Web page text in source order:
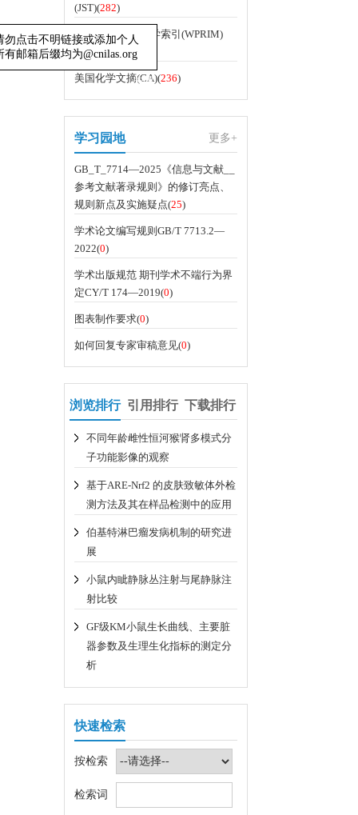
(JST)(282)
WHO西太平洋医学索引(WPRIM)
(111)
美国化学文摘(CA)(236)
学习园地 更多+
GB_T_7714—2025《信息与文献__
参考文献著录规则》的修订亮点、
规则新点及实施疑点(25)
学术论文编写规则GB/T 7713.2—
2022(0)
学术出版规范 期刊学术不端行为界
定CY/T 174—2019(0)
图表制作要求(0)
如何回复专家审稿意见(0)
浏览排行 引用排行 下载排行
不同年龄雌性恒河猴肾多模式分
子功能影像的观察
基于ARE-Nrf2 的皮肤致敏体外检
测方法及其在样品检测中的应用
伯基特淋巴瘤发病机制的研究进
展
小鼠内眦静脉丛注射与尾静脉注
射比较
GF级KM小鼠生长曲线、主要脏
器参数及生理生化指标的测定分
析
快速检索
按检索
检索词
示！请勿点击不明链接或添加个人
部所有邮箱后缀均为@cnilas.org
关闭